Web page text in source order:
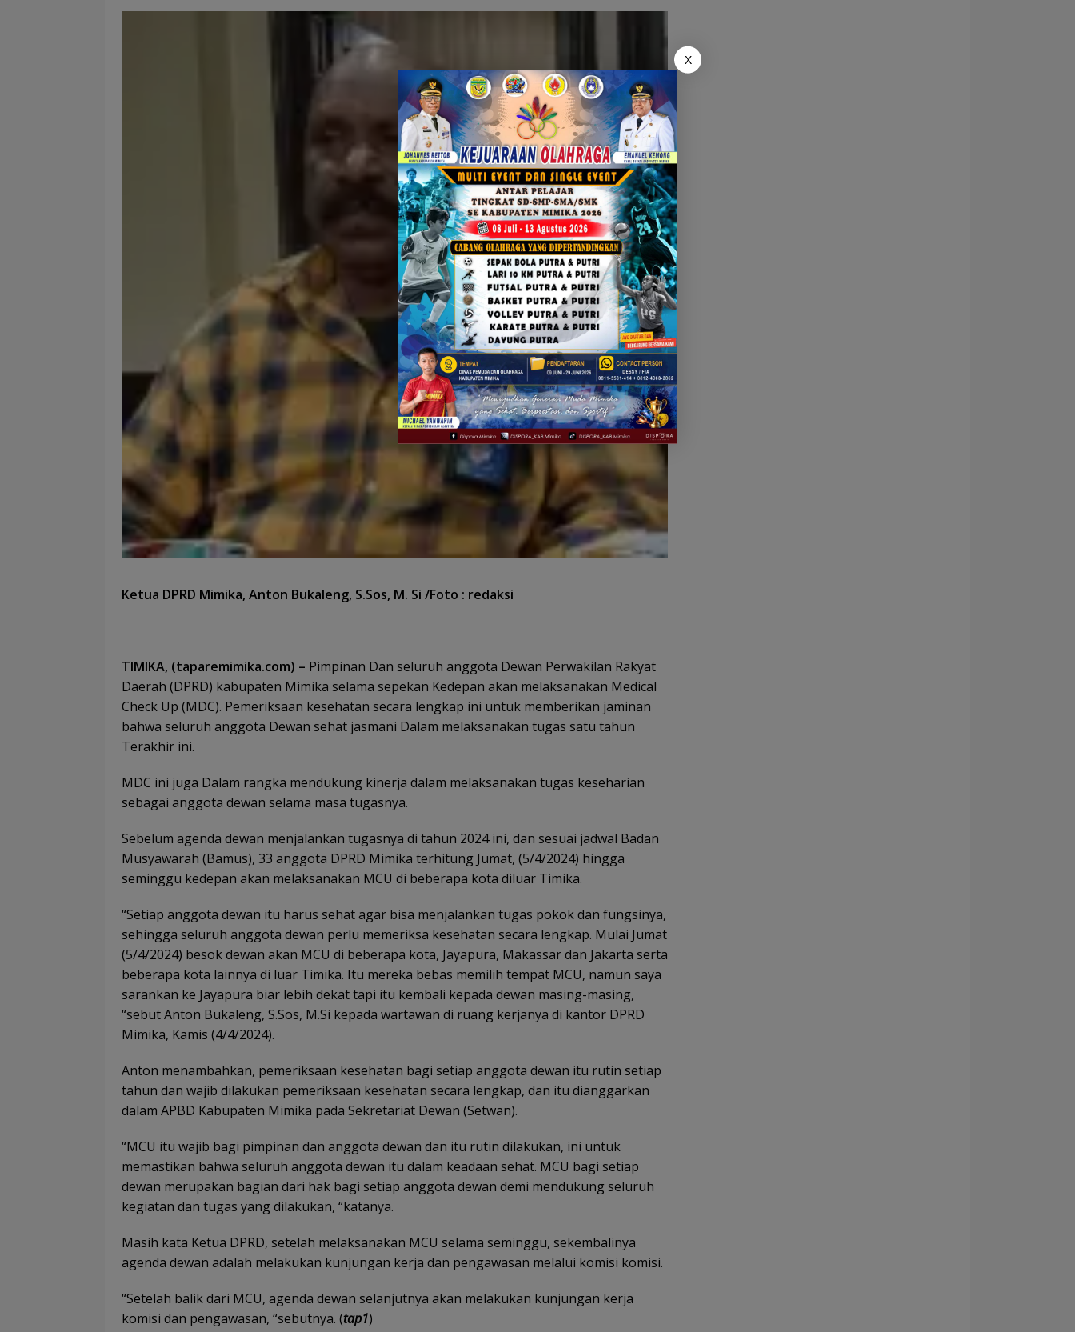
Ketua DPRD Mimika, Anton Bukaleng, S.Sos, M. Si /Foto : redaksi
TIMIKA, (taparemimika.com) – Pimpinan Dan seluruh anggota Dewan Perwakilan Rakyat
Daerah (DPRD) kabupaten Mimika selama sepekan Kedepan akan melaksanakan Medical
Check Up (MDC). Pemeriksaan kesehatan secara lengkap ini untuk memberikan jaminan
bahwa seluruh anggota Dewan sehat jasmani Dalam melaksanakan tugas satu tahun
Terakhir ini.
MDC ini juga Dalam rangka mendukung kinerja dalam melaksanakan tugas keseharian
sebagai anggota dewan selama masa tugasnya.
Sebelum agenda dewan menjalankan tugasnya di tahun 2024 ini, dan sesuai jadwal Badan
Musyawarah (Bamus), 33 anggota DPRD Mimika terhitung Jumat, (5/4/2024) hingga
seminggu kedepan akan melaksanakan MCU di beberapa kota diluar Timika.
“Setiap anggota dewan itu harus sehat agar bisa menjalankan tugas pokok dan fungsinya,
sehingga seluruh anggota dewan perlu memeriksa kesehatan secara lengkap. Mulai Jumat
(5/4/2024) besok dewan akan MCU di beberapa kota, Jayapura, Makassar dan Jakarta serta
beberapa kota lainnya di luar Timika. Itu mereka bebas memilih tempat MCU, namun saya
sarankan ke Jayapura biar lebih dekat tapi itu kembali kepada dewan masing-masing,
“sebut Anton Bukaleng, S.Sos, M.Si kepada wartawan di ruang kerjanya di kantor DPRD
Mimika, Kamis (4/4/2024).
Anton menambahkan, pemeriksaan kesehatan bagi setiap anggota dewan itu rutin setiap
tahun dan wajib dilakukan pemeriksaan kesehatan secara lengkap, dan itu dianggarkan
dalam APBD Kabupaten Mimika pada Sekretariat Dewan (Setwan).
“MCU itu wajib bagi pimpinan dan anggota dewan dan itu rutin dilakukan, ini untuk
memastikan bahwa seluruh anggota dewan itu dalam keadaan sehat. MCU bagi setiap
dewan merupakan bagian dari hak bagi setiap anggota dewan demi mendukung seluruh
kegiatan dan tugas yang dilakukan, “katanya.
Masih kata Ketua DPRD, setelah melaksanakan MCU selama seminggu, sekembalinya
agenda dewan adalah melakukan kunjungan kerja dan pengawasan melalui komisi komisi.
“Setelah balik dari MCU, agenda dewan selanjutnya akan melakukan kunjungan kerja
komisi dan pengawasan, “sebutnya. (tap1)
X